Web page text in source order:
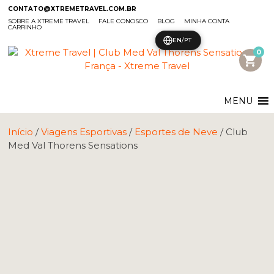
CONTATO@XTREMETRAVEL.COM.BR
SOBRE A XTREME TRAVEL
FALE CONOSCO BLOG MINHA CONTA
CARRINHO
shopping_cart
0
MENU
Início /Viagens Esportivas / Esportes de Neve / Club
Med Val Thorens Sensations
EN/PT